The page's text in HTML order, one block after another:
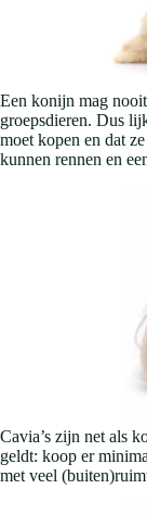
Een konijn mag
groepsdieren. Dus
moet kopen en dat
kunnen rennen en
Cavia’s zijn net als
geldt: koop er
met veel